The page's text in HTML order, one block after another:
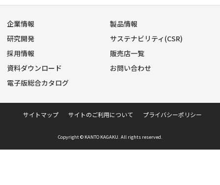
企業情報
製品情報
研究開発
サステナビリティ(CSR)
採用情報
販売店一覧
資料ダウンロード
お問い合わせ
電子版総合カタログ
サイトマップ サイトのご利用について プライバシーポリシー
Copyright © KANTO KAGAKU. All rights reserved.